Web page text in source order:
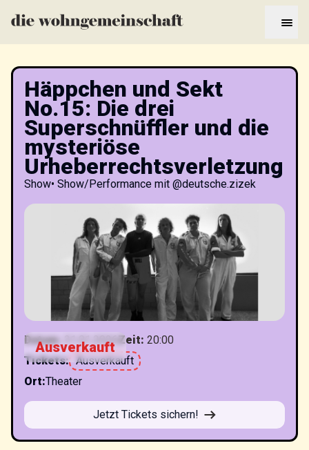
Häppchen und Sekt
No.15: Die drei
Superschnüffler und die
mysteriöse
Urheberrechtsverletzung
Show• Show/Performance mit @deutsche.zizek
Ausverkauft
Datum: 31.01.2026 Zeit: 20:00
Tickets: Ausverkauft
Ort:Theater
Jetzt Tickets sichern!